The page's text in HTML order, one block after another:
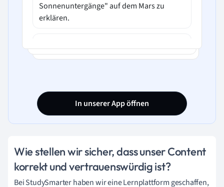
Sonnenuntergänge" auf dem Mars zu
erklären.
einen Kern aus flüssigem Eisen besitzt,
In unserer App öffnen
Wie stellen wir sicher, dass unser Content
korrekt und vertrauenswürdig ist?
Bei StudySmarter haben wir eine Lernplattform geschaffen,